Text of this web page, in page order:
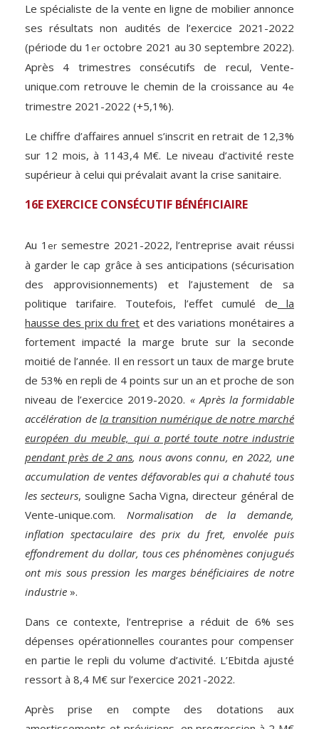
Le spécialiste de la vente en ligne de mobilier annonce
ses résultats non audités de l’exercice 2021-2022
(période du 1 er octobre 2021 au 30 septembre 2022).
Après 4 trimestres consécutifs de recul, Vente-
unique.com retrouve le chemin de la croissance au 4e
trimestre 2021-2022 (+5,1%).
Le chiffre d’affaires annuel s’inscrit en retrait de 12,3%
sur 12 mois, à 1143,4 M€. Le niveau d’activité reste
supérieur à celui qui prévalait avant la crise sanitaire.
16E EXERCICE CONSÉCUTIF BÉNÉFICIAIRE
Au 1 ersemestre 2021-2022, l’entreprise avait réussi
à garder le cap grâce à ses anticipations (sécurisation
des approvisionnements) et l’ajustement de sa
politique tarifaire. Toutefois, l’effet cumulé de la
hausse des prix du fret et des variations monétaires a
fortement impacté la marge brute sur la seconde
moitié de l’année. Il en ressort un taux de marge brute
de 53% en repli de 4 points sur un an et proche de son
niveau de l’exercice 2019-2020. « Après la formidable
accélération dela transition numérique de notre marché
européen du meuble, qui a porté toute notre industrie
pendant près de 2 ans, nous avons connu, en 2022, une
accumulation de ventes défavorables qui a chahuté tous
les secteurs, souligne Sacha Vigna, directeur général de
Vente-unique.com. Normalisation de la demande,
inflation spectaculaire des prix du fret, envolée puis
effondrement du dollar, tous ces phénomènes conjugués
ont mis sous pression les marges bénéficiaires de notre
industrie ».
Dans ce contexte, l’entreprise a réduit de 6% ses
dépenses opérationnelles courantes pour compenser
en partie le repli du volume d’activité. L’Ebitda ajusté
ressort à 8,4 M€ sur l’exercice 2021-2022.
Après prise en compte des dotations aux